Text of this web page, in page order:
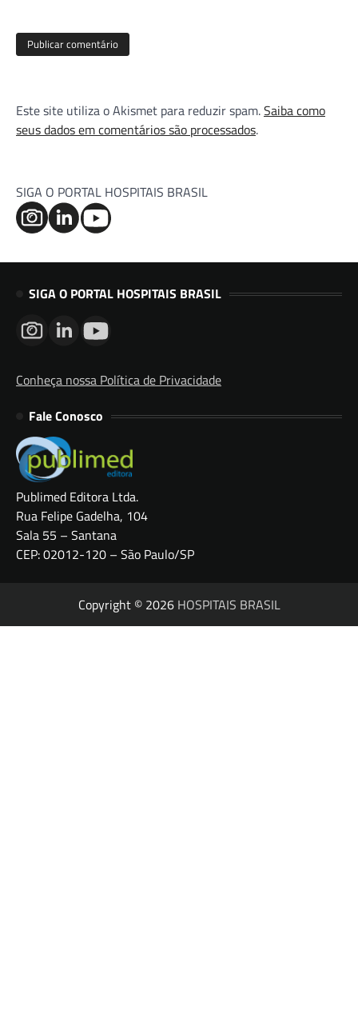
Este site utiliza o Akismet para reduzir spam.Saiba como
seus dados em comentários são processados.
SIGA O PORTAL HOSPITAIS BRASIL
SIGA O PORTAL HOSPITAIS BRASIL
Conheça nossa Política de Privacidade
Fale Conosco
Publimed Editora Ltda.
Rua Felipe Gadelha, 104
Sala 55 – Santana
CEP: 02012-120 – São Paulo/SP
Copyright © 2026 HOSPITAIS BRASIL